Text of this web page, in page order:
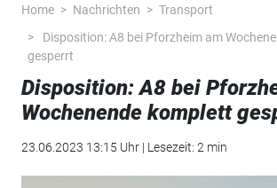
Home Nachrichten
Transport
Disposition: A8 bei Pforzheim am
gesperrt
Disposition: A8 bei
Wochenende komplett
23.06.2023 13:15 Uhr | Lesezeit: 2 min